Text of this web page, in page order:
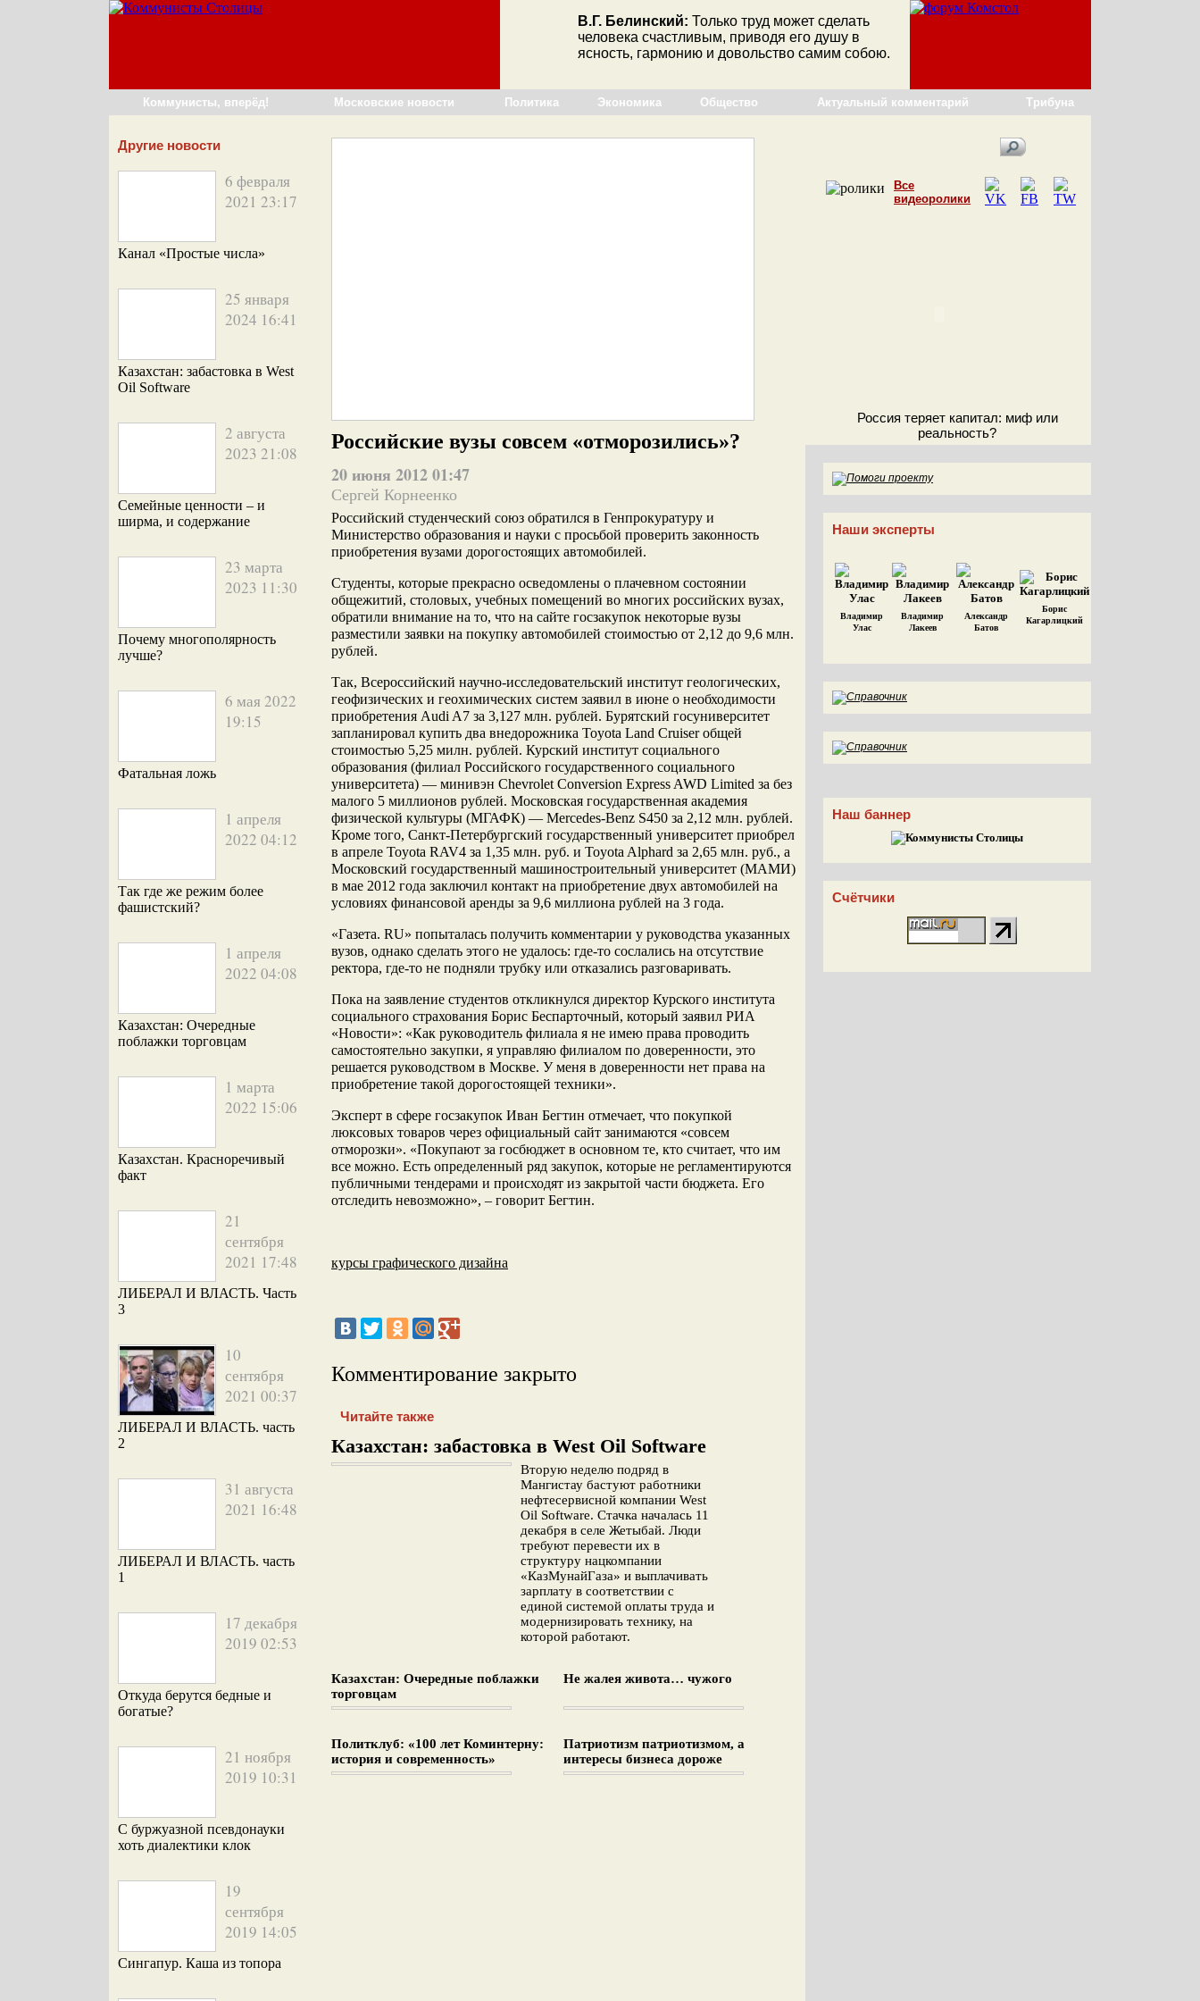
В.Г. Белинский: Только труд может сделать
человека счастливым, приводя его душу в
ясность, гармонию и довольство самим собою.
Коммунисты, вперёд! Московские новости Политика Экономика Общество Актуальный комментарий Трибуна
Другие новости
6 февраля
2021 23:17
Канал «Простые числа»
25 января
2024 16:41
Казахстан: забастовка в West
Oil Software
2 августа
2023 21:08
Семейные ценности – и
ширма, и содержание
23 марта
2023 11:30
Почему многополярность
лучше?
6 мая 2022
19:15
Фатальная ложь
1 апреля
2022 04:12
Так где же режим более
фашистский?
1 апреля
2022 04:08
Казахстан: Очередные
поблажки торговцам
1 марта
2022 15:06
Казахстан. Красноречивый
факт
21
сентября
2021 17:48
ЛИБЕРАЛ И ВЛАСТЬ. Часть
3
10
сентября
2021 00:37
ЛИБЕРАЛ И ВЛАСТЬ. часть
2
31 августа
2021 16:48
ЛИБЕРАЛ И ВЛАСТЬ. часть
1
17 декабря
2019 02:53
Откуда берутся бедные и
богатые?
21 ноября
2019 10:31
С буржуазной псевдонауки
хоть диалектики клок
19
сентября
2019 14:05
Сингапур. Каша из топора
Российские вузы совсем «отморозились»?
20 июня 2012 01:47
Сергей Корнеенко
Российский студенческий союз обратился в Генпрокуратуру и
Министерство образования и науки с просьбой проверить законность
приобретения вузами дорогостоящих автомобилей.
Студенты, которые прекрасно осведомлены о плачевном состоянии
общежитий, столовых, учебных помещений во многих российских вузах,
обратили внимание на то, что на сайте госзакупок некоторые вузы
разместили заявки на покупку автомобилей стоимостью от 2,12 до 9,6 млн.
рублей.
Так, Всероссийский научно-исследовательский институт геологических,
геофизических и геохимических систем заявил в июне о необходимости
приобретения Audi A7 за 3,127 млн. рублей. Бурятский госуниверситет
запланировал купить два внедорожника Toyota Land Cruiser общей
стоимостью 5,25 милн. рублей. Курский институт социального
образования (филиал Российского государственного социального
университета) — минивэн Chevrolet Conversion Express AWD Limited за без
малого 5 миллионов рублей. Московская государственная академия
физической культуры (МГАФК) — Mercedes-Benz S450 за 2,12 млн. рублей.
Кроме того, Санкт-Петербургский государственный университет приобрел
в апреле Toyota RAV4 за 1,35 млн. руб. и Toyota Alphard за 2,65 млн. руб., а
Московский государственный машиностроительный университет (МАМИ)
в мае 2012 года заключил контакт на приобретение двух автомобилей на
условиях финансовой аренды за 9,6 миллиона рублей на 3 года.
«Газета. RU» попыталась получить комментарии у руководства указанных
вузов, однако сделать этого не удалось: где-то сослались на отсутствие
ректора, где-то не подняли трубку или отказались разговаривать.
Пока на заявление студентов откликнулся директор Курского института
социального страхования Борис Беспарточный, который заявил РИА
«Новости»: «Как руководитель филиала я не имею права проводить
самостоятельно закупки, я управляю филиалом по доверенности, это
решается руководством в Москве. У меня в доверенности нет права на
приобретение такой дорогостоящей техники».
Эксперт в сфере госзакупок Иван Бегтин отмечает, что покупкой
люксовых товаров через официальный сайт занимаются «совсем
отморозки». «Покупают за госбюджет в основном те, кто считает, что им
все можно. Есть определенный ряд закупок, которые не регламентируются
публичными тендерами и происходят из закрытой части бюджета. Его
отследить невозможно», – говорит Бегтин.
курсы графического дизайна
Комментирование закрыто
Читайте также
Казахстан: забастовка в West Oil Software
Вторую неделю подряд в
Мангистау бастуют работники
нефтесервисной компании West
Oil Software. Стачка началась 11
декабря в селе Жетыбай. Люди
требуют перевести их в
структуру нацкомпании
«КазМунайГаза» и выплачивать
зарплату в соответствии с
единой системой оплаты труда и
модернизировать технику, на
которой работают.
Казахстан: Очередные поблажки
торговцам
Не жалея живота… чужого
Политклуб: «100 лет Коминтерну:
история и современность»
Патриотизм патриотизмом, а
интересы бизнеса дороже
Все
видеоролики
Россия теряет капитал: миф или
реальность?
Наши эксперты
Владимир
Улас
Владимир
Лакеев
Александр
Батов
Борис
Кагарлицкий
Наш баннер
Счётчики